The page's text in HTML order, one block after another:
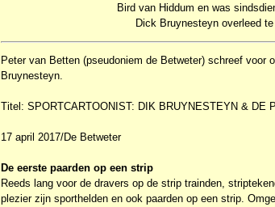
Bird van Hiddum en was
Dick Bruynesteyn overleed
Peter van Betten (pseudoniem de Betweter) schreef voor
Bruynesteyn.
Titel: SPORTCARTOONIST: DIK BRUYNESTEYN & DE
17 april 2017/De Betweter
De eerste paarden op een strip
Reeds lang voor de dravers op de strip trainden,
plezier zijn sporthelden en ook paarden op een strip.